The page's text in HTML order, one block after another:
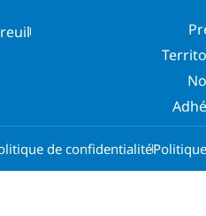
de confidentialité